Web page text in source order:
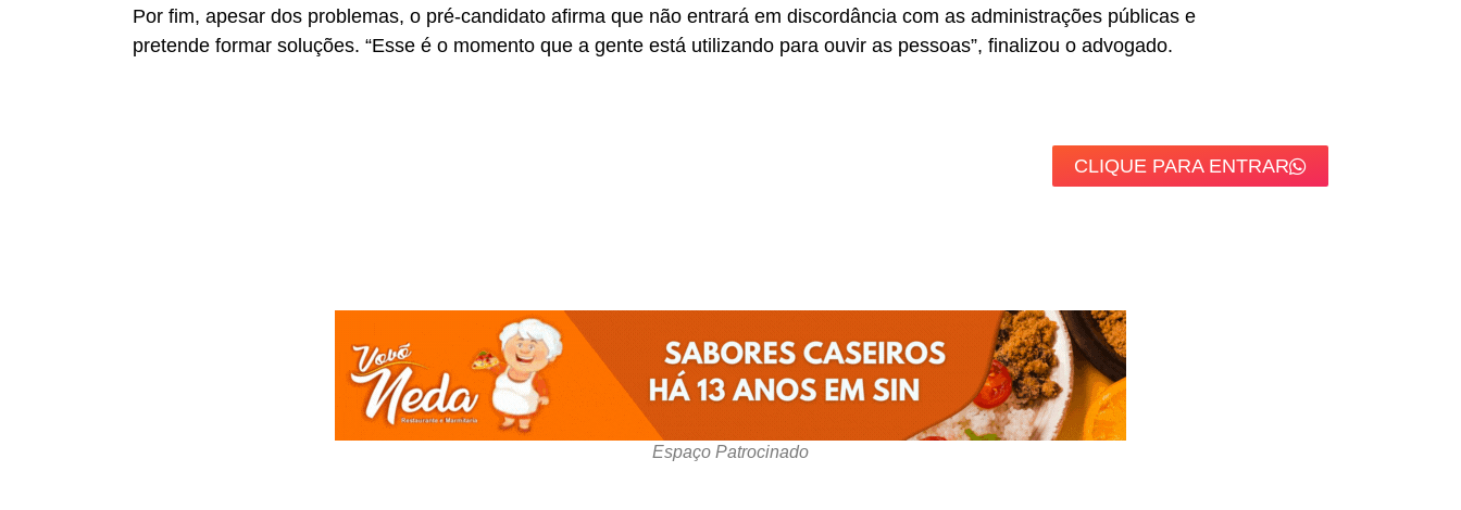
Por fim, apesar dos problemas, o pré-candidato afirma que não entrará em discordância com as administrações públicas e
pretende formar soluções. “Esse é o momento que a gente está utilizando para ouvir as pessoas”, finalizou o advogado.
CLIQUE PARA ENTRAR
Espaço Patrocinado